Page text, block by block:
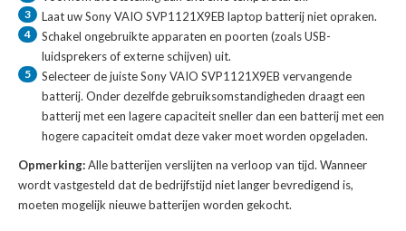
3 Laat uwSony VAIO SVP1121X9EB laptop batterijniet opraken.
4
Schakel ongebruikte apparaten en poorten (zoals USB-
luidsprekers of externe schijven) uit.
5 Selecteer de juisteSony VAIO SVP1121X9EB vervangende
batterij. Onder dezelfde gebruiksomstandigheden draagt een
batterij met een lagere capaciteit sneller dan een batterij met een
hogere capaciteit omdat deze vaker moet worden opgeladen.
Opmerking:Alle batterijen verslijten na verloop van tijd. Wanneer
wordt vastgesteld dat de bedrijfstijd niet langer bevredigend is,
moeten mogelijk nieuwe batterijen worden gekocht.